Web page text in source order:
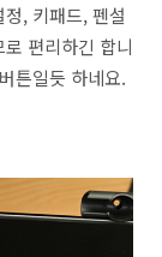
, 키패드, 펜설
편리하긴 합니
튼일듯 하네요.